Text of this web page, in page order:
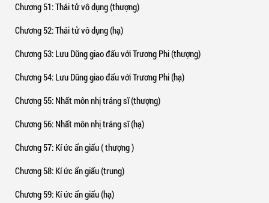
Chương 51: Thái tử vô dụng (thượng)
Chương 52: Thái tử vô dụng (hạ)
Chương 53: Lưu Dũng giao đấu với Trương Phi (thượng)
Chương 54: Lưu Dũng giao đấu với Trương Phi (hạ)
Chương 55: Nhất môn nhị tráng sĩ (thượng)
Chương 56: Nhất môn nhị tráng sĩ (hạ)
Chương 57: Kí ức ẩn giấu ( thượng )
Chương 58: Kí ức ẩn giấu (trung)
Chương 59: Kí ức ẩn giấu (hạ)